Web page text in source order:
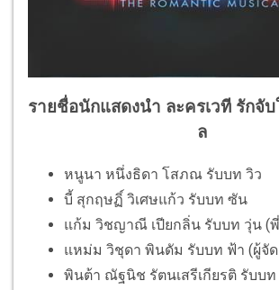
รายชื่อนักแสดงนำ ละครเวที รักจั
ล
หนูนา หนึ่งธิดา โสภณ รับบท วิว
บี้ สุกฤษฏิ์ วิเศษแก้ว รับบท ซัน
แก้ม วิชญาณี เปียกลิ่น รับบท วุ่น (
แหม่ม วิชุดา พินดัม รับบท ฟ้า (ผู้จั
พินต้า ณัฐนิช รัตนเสรีเกียรติ รับบ